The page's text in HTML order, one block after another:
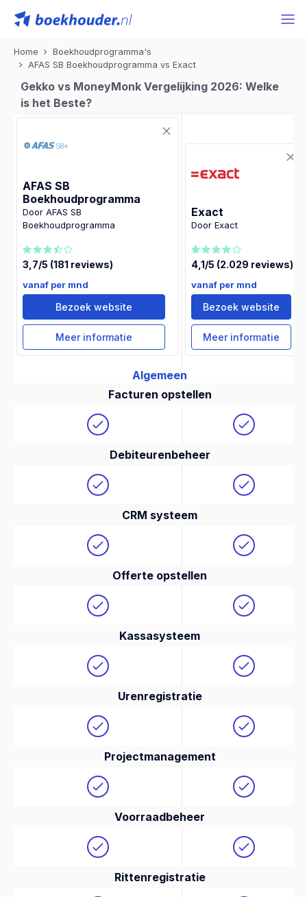
Home
Boekhoudprogramma's
AFAS SB Boekhoudprogramma vs Exact
Gekko vs MoneyMonk Vergelijking 2026: Welke
is het Beste?
AFAS SB
Boekhoudprogramma
Door AFAS SB
Boekhoudprogramma
3,7/5 (181 reviews)
vanaf per mnd
Bezoek website
Meer informatie
Exact
Door Exact
4,1/5 (2.029 reviews)
vanaf per mnd
Bezoek website
Meer informatie
Algemeen
Facturen opstellen
Debiteurenbeheer
CRM systeem
Offerte opstellen
Kassasysteem
Urenregistratie
Projectmanagement
Voorraadbeheer
Rittenregistratie